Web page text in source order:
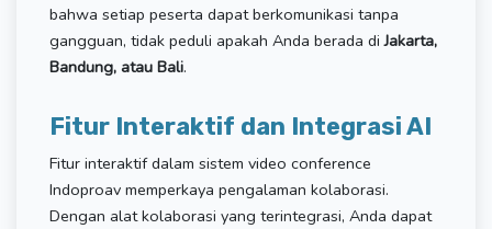
bahwa setiap peserta dapat berkomunikasi tanpa
gangguan, tidak peduli apakah Anda berada diJakarta,
Bandung, atau Bali.
Fitur Interaktif dan Integrasi AI
Fitur interaktif dalam sistem video conference
Indoproav memperkaya pengalaman kolaborasi.
Dengan alat kolaborasi yang terintegrasi, Anda dapat